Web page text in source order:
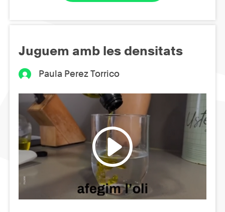
Juguem amb les densitats
Paula Perez Torrico